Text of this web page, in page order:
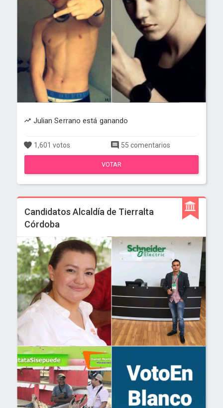
Julian Serrano está ganando
1,601 votos 55 comentarios
VOTAR
Candidatos Alcaldía de Tierralta
Córdoba